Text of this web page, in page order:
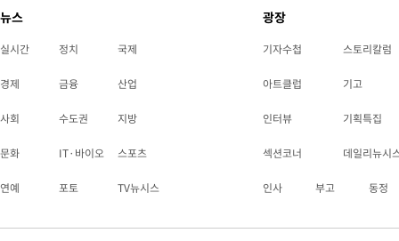
뉴스
실시간 정치 국제
경제 금융 산업
사회 수도권 지방
문화 IT·바이오 스포츠
연예 포토 TV뉴시스
광장
기자수첩 스토리칼럼
아트클럽 기고
인터뷰 기획특집
섹션코너 데일리뉴시
인사 부고 동정